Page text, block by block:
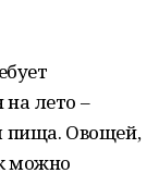
лето –
пища. Овощей,
можно